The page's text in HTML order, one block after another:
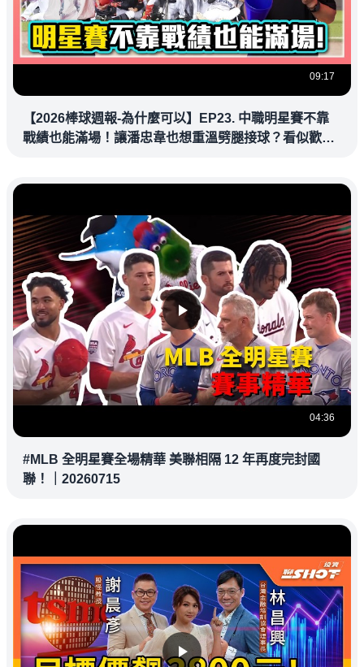
09:17
【2026棒球週報-為什麼可以】EP23. 中職明星賽不靠
戰績也能滿場！讓潘忠韋也想重溫劈腿接球？看似歡樂
04:36
#MLB 全明星賽全場精華 美聯相隔 12 年再度完封國
聯！｜20260715